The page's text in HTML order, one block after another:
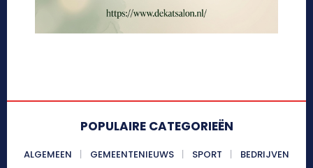
POPULAIRE CATEGORIEËN
ALGEMEEN GEMEENTENIEUWS SPORT
BEDRIJVEN